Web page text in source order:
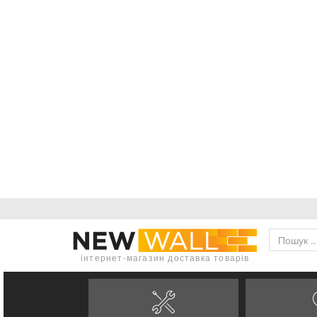
інтернет-магазин доставка товарів